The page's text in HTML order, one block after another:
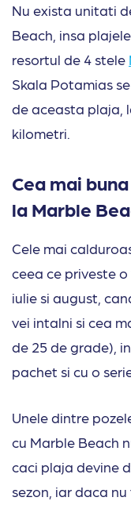
Nu exista unitati
Beach, insa plajele
resortul de 4 stele
Skala Potamias
de aceasta plaja,
kilometri.
Cea mai
la Marble
Cele mai
ceea ce priveste
iulie si august,
vei intalni si cea
de 25 de grade),
pachet si cu o
Unele dintre
cu Marble Beach
caci plaja devine
sezon, iar daca